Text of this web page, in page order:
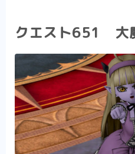
クエスト651 大